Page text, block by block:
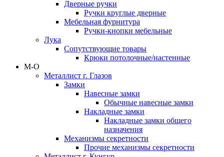
Дверные ручки
Ручки круглые дверные
Мебельная фурнитура
Ручки-кнопки мебельные
Лука
Сопутствующие товары
Крюки потолочные/настенные
М-О
Металлист г. Глазов
Замки
Навесные замки
Обычные навесные замки
Накладные замки
Накладные замки общего
назначения
Механизмы секретности
Прочие механизмы секретности